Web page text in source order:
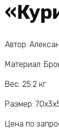
Автор:
Материал:
Вес: 25.2 кг
Размер:
Цена по